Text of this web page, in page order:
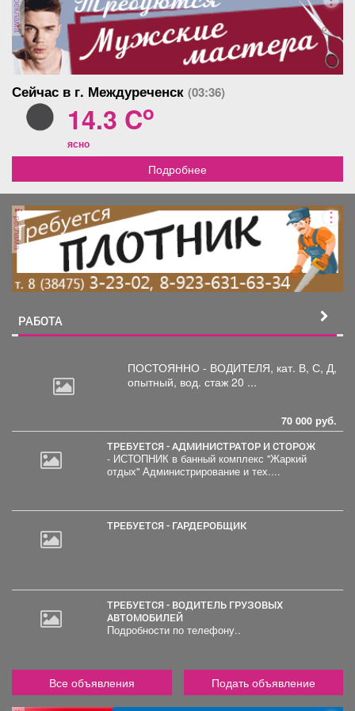
реклама
Сейчас в г. Междуреченск (03:36)
14.3 Co
ясно
Подробнее
реклама
РАБОТА
ПОСТОЯННО - ВОДИТЕЛЯ, кат. В, С, Д,
опытный, вод. стаж 20 ...
70 000 руб.
ТРЕБУЕТСЯ - АДМИНИСТРАТОР И СТОРОЖ
- ИСТОПНИК в банный комплекс "Жаркий
отдых" Администрирование и тех....
ТРЕБУЕТСЯ - ГАРДЕРОБЩИК
ТРЕБУЕТСЯ - ВОДИТЕЛЬ ГРУЗОВЫХ
АВТОМОБИЛЕЙ
Подробности по телефону..
Все объявления Подать объявление